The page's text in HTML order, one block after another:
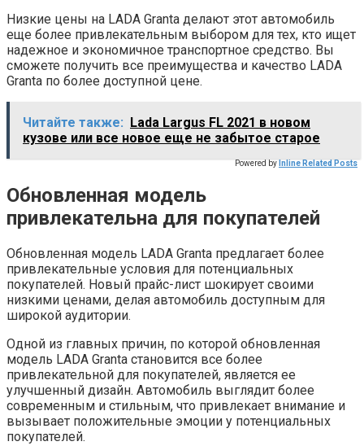
Низкие цены на LADA Granta делают этот автомобиль
еще более привлекательным выбором для тех, кто ищет
надежное и экономичное транспортное средство. Вы
сможете получить все преимущества и качество LADA
Granta по более доступной цене.
Читайте также:
Lada Largus FL 2021 в новом
кузове или все новое еще не забытое старое
Powered by Inline Related Posts
Обновленная модель
привлекательна для покупателей
Обновленная модель LADA Granta предлагает более
привлекательные условия для потенциальных
покупателей. Новый прайс-лист шокирует своими
низкими ценами, делая автомобиль доступным для
широкой аудитории.
Одной из главных причин, по которой обновленная
модель LADA Granta становится все более
привлекательной для покупателей, является ее
улучшенный дизайн. Автомобиль выглядит более
современным и стильным, что привлекает внимание и
вызывает положительные эмоции у потенциальных
покупателей.